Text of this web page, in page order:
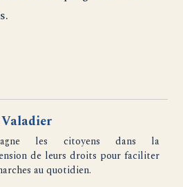
les citoyens dans la
de leurs droits pour faciliter
au quotidien.